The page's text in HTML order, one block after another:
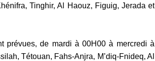
Tinghir, Al Haouz, Figuig, Jerada et
prévues, de mardi à 00H00 à mercredi à
Tétouan, Fahs-Anjra, M’diq-Fnideq, Al